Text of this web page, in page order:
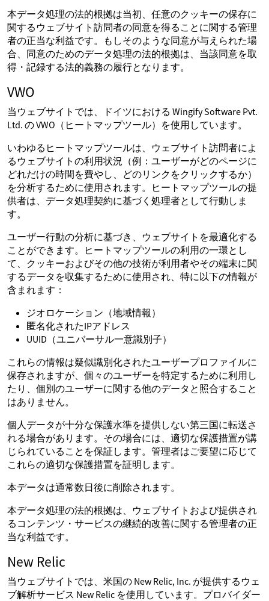
本データ処理の法的根拠は当初、任意のクッキーの保存に
関するウェブサイト訪問者の同意を得ることに関する管理
者の正当な利益です。もしそのような同意が与えられた場
合、同意のためのデータ処理の法的根拠は、当該同意を取
得・記録する法的義務の履行となります。
VWO
当ウェブサイトでは、ドイツにおける Wingify Software Pvt.
Ltd. の VWO（ヒートマップツール）を使用しています。
いわゆるヒートマップツールは、ウェブサイト訪問者によ
るウェブサイトの利用状況（例：ユーザーがどのページに
どれだけの時間を費やし、どのリンクをクリックするか）
を分析するために使用されます。ヒートマップツールの提
供者は、データ処理契約に基づく処理者として行動しま
す。
ユーザー行動の分析に基づき、ウェブサイトを最適化する
ことができます。ヒートマップツールの利用の一環とし
て、クッキーおよびその他の技術が利用者やその端末に関
するデータを収集するために使用され、特に以下の情報が
含まれます：
ジオロケーション（地域情報）
匿名化されたIPアドレス
UUID（ユニバーサル一意識別子）
これらの情報は疑似識別化されたユーザープロファイルに
保存されますが、個々のユーザーを特定するために利用し
たり、個別のユーザーに関する他のデータと照合すること
はありません。
個人データが十分な保護水準を提供しない第三国に転送さ
れる場合があります。その場合には、適切な保護措置が講
じられていることを保証します。管理者はご要望に応じて
これらの適切な保護措置を証明します。
本データは通常数日後に削除されます。
本データ処理の法的根拠は、ウェブサイトおよび提供され
るコンテンツ・サービスの継続的改善に関する管理者の正
当な利益です。
New Relic
当ウェブサイトでは、米国の New Relic, Inc. が提供するウェ
ブ解析サービス New Relic を使用しています。プロバイダー